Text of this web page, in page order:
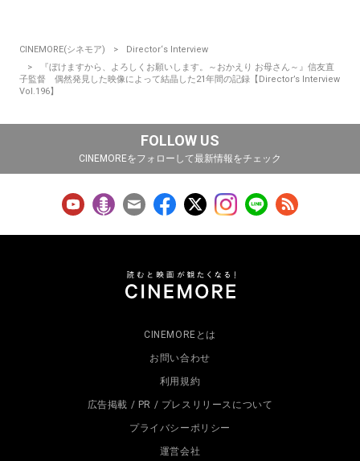
CINEMORE(シネモア)
Director‘s Interview
『ぼけますから、よろしくお願いします。～おかえり お母さん～』信友直
子監督 偶然発見した映像によって結晶した21年間の記録【Director’s Interview
Vol.196】
FOLLOW US
CINEMOREをフォローして最新情報をチェック
CINEMOREとは
お問い合わせ
利用規約
広告掲載 / PR / プレスリリースについて
プライバシーポリシー
運営会社